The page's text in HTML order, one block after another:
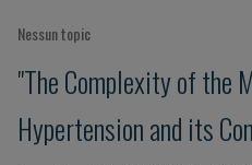
Nessun topic
"The Complexity of the
Hypertension and its